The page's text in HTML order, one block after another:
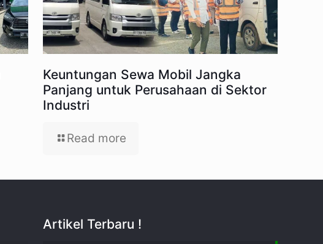
Keuntungan Sewa Mobil Jangka
Panjang untuk Perusahaan di Sektor
Industri
Read more
Artikel Terbaru !